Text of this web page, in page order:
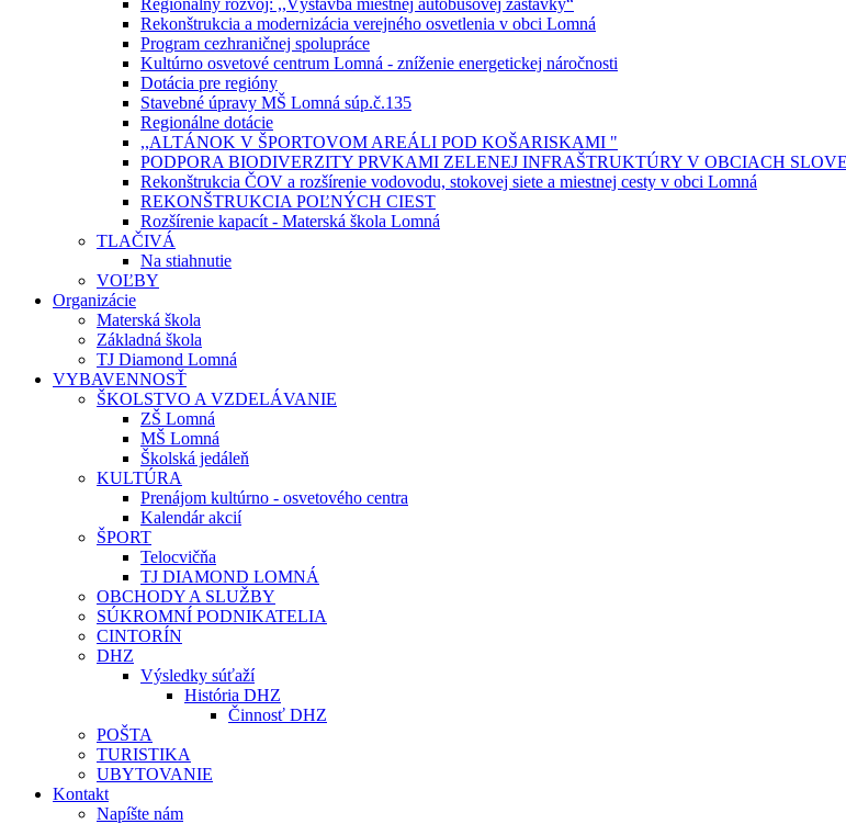
Regionálny rozvoj: ,,Výstavba miestnej autobusovej zastávky“
Rekonštrukcia a modernizácia verejného osvetlenia v obci Lomná
Program cezhraničnej spolupráce
Kultúrno osvetové centrum Lomná - zníženie energetickej náročnosti
Dotácia pre regióny
Stavebné úpravy MŠ Lomná súp.č.135
Regionálne dotácie
,,ALTÁNOK V ŠPORTOVOM AREÁLI POD KOŠARISKAMI "
PODPORA BIODIVERZITY PRVKAMI ZELENEJ INFRAŠTRUKTÚRY V OBCIACH
Rekonštrukcia ČOV a rozšírenie vodovodu, stokovej siete a miestnej cesty v obci Lomná
REKONŠTRUKCIA POĽNÝCH CIEST
Rozšírenie kapacít - Materská škola Lomná
TLAČIVÁ
Na stiahnutie
VOĽBY
Organizácie
Materská škola
Základná škola
TJ Diamond Lomná
VYBAVENNOSŤ
ŠKOLSTVO A VZDELÁVANIE
ZŠ Lomná
MŠ Lomná
Školská jedáleň
KULTÚRA
Prenájom kultúrno - osvetového centra
Kalendár akcií
ŠPORT
Telocvičňa
TJ DIAMOND LOMNÁ
OBCHODY A SLUŽBY
SÚKROMNÍ PODNIKATELIA
CINTORÍN
DHZ
Výsledky súťaží
História DHZ
Činnosť DHZ
POŠTA
TURISTIKA
UBYTOVANIE
Kontakt
Napíšte nám